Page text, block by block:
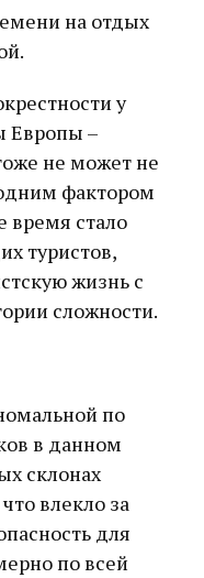
на отдых
у
Европы –
не может не
фактором
время стало
туристов,
жизнь с
сложности.
по
в данном
склонах
влекло за
для
по всей